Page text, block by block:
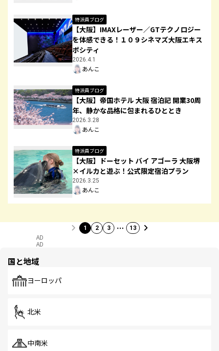
特派員ブログ
【大阪】IMAXレーザー／GTテクノロジー
を体感できる！１０９シネマズ大阪エキス
ポシティ
2026.4.1
あんこ
特派員ブログ
【大阪】帝国ホテル 大阪 宿泊記 開業30周
年、静かな品格に包まれるひととき
2026.3.28
あんこ
特派員ブログ
【大阪】ドーセット バイ アゴーラ 大阪堺
×イルカと遊ぶ！公式限定宿泊プラン
2026.3.25
あんこ
1 2 3 … 13
AD
AD
国と地域
ヨーロッパ
北米
中南米